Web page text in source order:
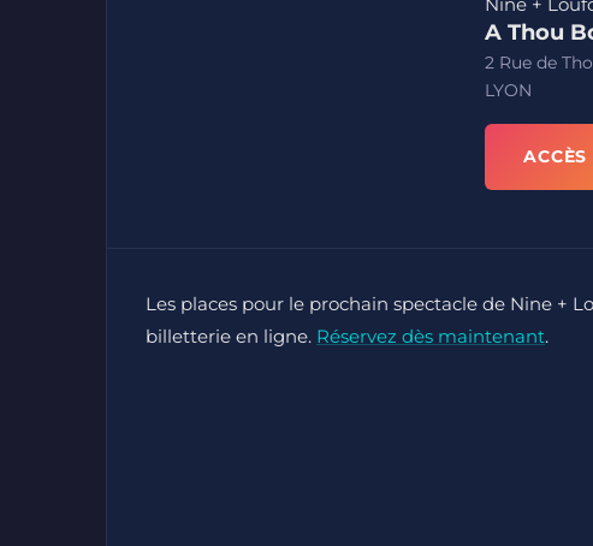
A Thou
2 Rue de
LYON
Les places pour le prochain spectacle de Nine +
billetterie en ligne. Réservez dès maintenant.